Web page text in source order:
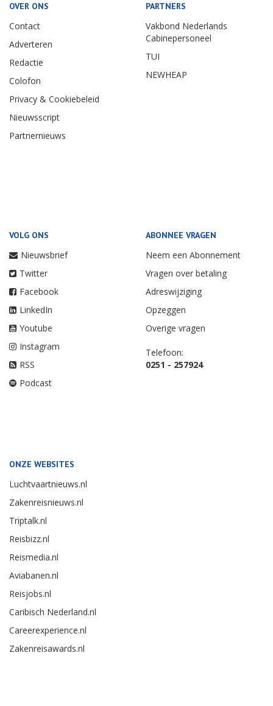
OVER ONS
Contact
Adverteren
Redactie
Colofon
Privacy & Cookiebeleid
Nieuwsscript
Partnernieuws
PARTNERS
Vakbond Nederlands
Cabinepersoneel
TUI
NEWHEAP
VOLG ONS
Nieuwsbrief
Twitter
Facebook
LinkedIn
Youtube
Instagram
RSS
Podcast
ABONNEE VRAGEN
Neem een Abonnement
Vragen over betaling
Adreswijziging
Opzeggen
Overige vragen
Telefoon:
0251 - 257924
ONZE WEBSITES
Luchtvaartnieuws.nl
Zakenreisnieuws.nl
Triptalk.nl
Reisbizz.nl
Reismedia.nl
Aviabanen.nl
Reisjobs.nl
Caribisch Nederland.nl
Careerexperience.nl
Zakenreisawards.nl